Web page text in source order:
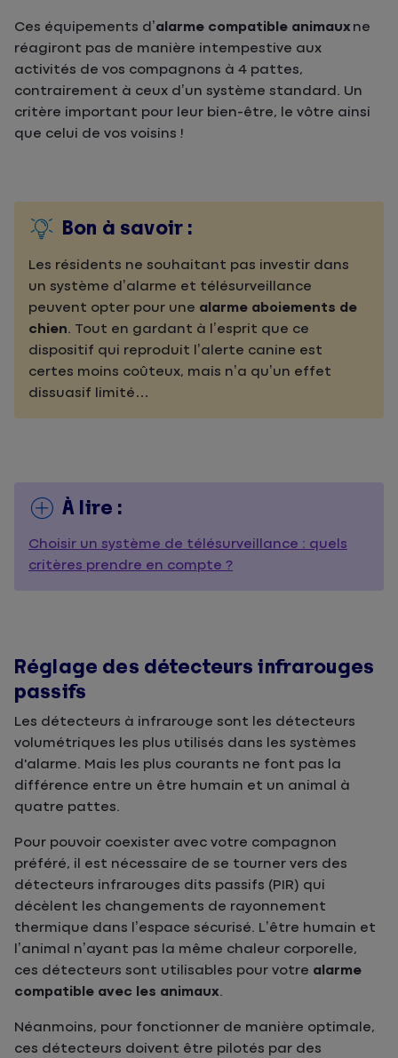
Ces équipements d’alarme compatible animaux ne
réagiront pas de manière intempestive aux
activités de vos compagnons à 4 pattes,
contrairement à ceux d’un système standard. Un
critère important pour leur bien-être, le vôtre ainsi
que celui de vos voisins !
Bon à savoir :
Les résidents ne souhaitant pas investir dans
un système d’alarme et télésurveillance
peuvent opter pour une alarme aboiements de
chien. Tout en gardant à l’esprit que ce
dispositif qui reproduit l’alerte canine est
certes moins coûteux, mais n’a qu’un effet
dissuasif limité…
À lire :
Choisir un système de télésurveillance : quels
critères prendre en compte ?
Réglage des détecteurs infrarouges
passifs
Les détecteurs à infrarouge sont les détecteurs
volumétriques les plus utilisés dans les systèmes
d'alarme. Mais les plus courants ne font pas la
différence entre un être humain et un animal à
quatre pattes.
Pour pouvoir coexister avec votre compagnon
préféré, il est nécessaire de se tourner vers des
détecteurs infrarouges dits passifs (PIR) qui
décèlent les changements de rayonnement
thermique dans l’espace sécurisé. L’être humain et
l’animal n’ayant pas la même chaleur corporelle,
ces détecteurs sont utilisables pour votre alarme
compatible avec les animaux.
Néanmoins, pour fonctionner de manière optimale,
ces détecteurs doivent être pilotés par des